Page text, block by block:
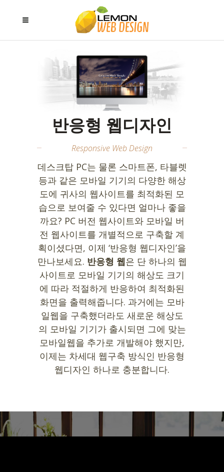
반응형 웹디자인
Responsive Web Design
데스크탑 PC는 물론 스마트폰, 타블렛
등과 같은 모바일 기기의 다양한 해상
도에 귀사의 웹사이트를 최적화된 모
습으로 보여줄 수 있다면 얼마나 좋을
까요? PC 버전 웹사이트와 모바일 버
전 웹사이트를 개별적으로 구축할 계
획이셨다면, 이제 ‘반응형 웹디자인’을
만나보세요. 반응형 웹은 단 하나의 웹
사이트로 모바일 기기의 해상도 크기
에 따라 적절하게 반응하여 최적화된
화면을 출력해줍니다. 과거에는 모바
일웹을 구축했더라도 새로운 해상도
의 모바일 기기가 출시되면 그에 맞는
모바일웹을 추가로 개발해야 했지만,
이제는 차세대 웹구축 방식인 반응형
웹디자인 하나로 충분합니다.